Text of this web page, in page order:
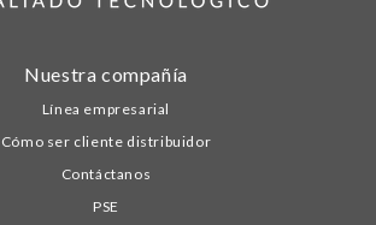
Nuestra compañía
Línea empresarial
Cómo ser cliente distribuidor
Contáctanos
PSE